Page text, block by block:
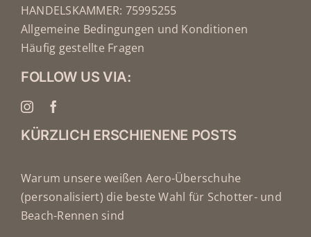
HANDELSKAMMER: 75995255
Allgemeine Bedingungen und Konditionen
Häufig gestellte Fragen
FOLLOW US VIA:
KÜRZLICH ERSCHIENENE POSTS
Warum unsere weißen Aero-Überschuhe
(personalisiert) die beste Wahl für Schotter- und
Beach-Rennen sind